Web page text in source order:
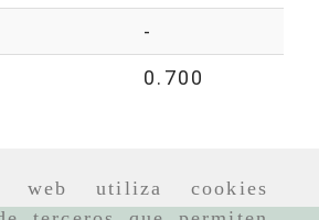
web utiliza cookies
-
0.700